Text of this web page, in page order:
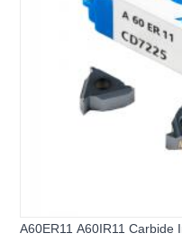
A60ER11 A60IR11